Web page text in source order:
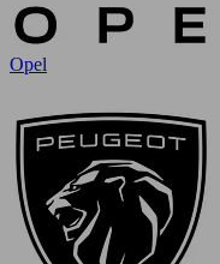
Opel